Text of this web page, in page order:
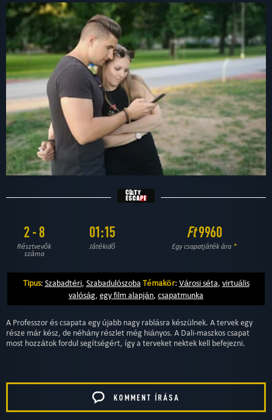
2 - 8
Résztvevők
száma
01:15
Játékidő
Ft9960
Egy csapatjáték ára *
Tipus: Szabadtéri, Szabadulószoba Témakör: Városi séta, virtuális
valóság, egy film alapján, csapatmunka
A Professzor és csapata egy újabb nagy rablásra készülnek. A tervek egy
része már kész, de néhány részlet még hiányos. A Dali-maszkos csapat
most hozzátok fordul segítségért, így a terveket nektek kell befejezni.
KOMMENT ÍRÁSA